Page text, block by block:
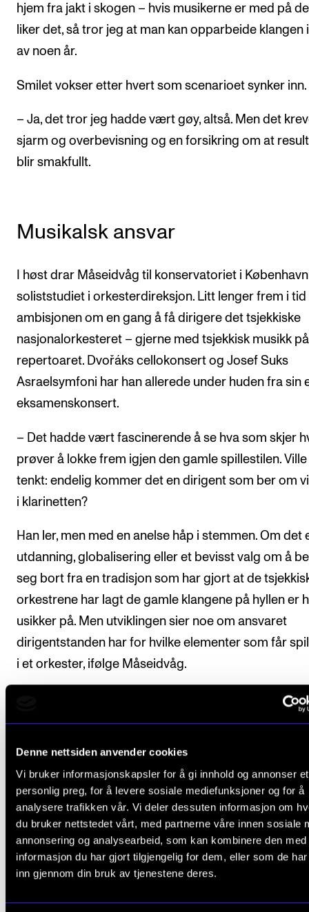
Denne nettsiden anvender cookies
Vi bruker informasjonskapsler for å gi innhold og annonser et
personlig preg, for å levere sosiale mediefunksjoner og for å
analysere trafikken vår. Vi deler dessuten informasjon om
du bruker nettstedet vårt, med partnerne våre innen sosiale
annonsering og analysearbeid, som kan kombinere den med
informasjon du har gjort tilgjengelig for dem, eller som de
inn gjennom din bruk av tjenestene deres.
hjem fra jakt i skogen – hvis musikerne er med på
liker det, så tror jeg at man kan opparbeide klangen
av noen år.
Smilet vokser etter hvert som scenarioet synker inn.
– Ja, det tror jeg hadde vært gøy, altså. Men det
sjarm og overbevisning og en forsikring om at
blir smakfullt.
Musikalsk ansvar
I høst drar Måseidvåg til konservatoriet i
soliststudiet i orkesterdireksjon. Litt lenger frem i
ambisjonen om en gang å få dirigere det tsjekkiske
nasjonalorkesteret – gjerne med tsjekkisk musikk på
repertoaret. Dvořáks cellokonsert og Josef Suks
Asraelsymfoni har han allerede under huden fra sin
eksamenskonsert.
– Det hadde vært fascinerende å se hva som skjer
prøver å lokke frem igjen den gamle spillestilen.
tenkt: endelig kommer det en dirigent som ber om
i klarinetten?
Han ler, men med en anelse håp i stemmen. Om det
utdanning, globalisering eller et bevisst valg om å
seg bort fra en tradisjon som har gjort at de
orkestrene har lagt de gamle klangene på hyllen er
usikker på. Men utviklingen sier noe om ansvaret
dirigentstanden har for hvilke elementer som får
i et orkester, ifølge Måseidvåg.
– Hvis alle dirigentene fremelsker og skyver vekk
kan vi ende opp med å fjerne fra musikaliteten.
har til all tid gjort en stor jobb med å sveise sammen
orkesteret til en samspilt og homogen masse. I den
prosessen har vi vunnet mye, men vi har sikkert tapt
atmosfære og frihet i musikken.